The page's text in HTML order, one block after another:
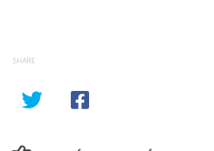
SHARE